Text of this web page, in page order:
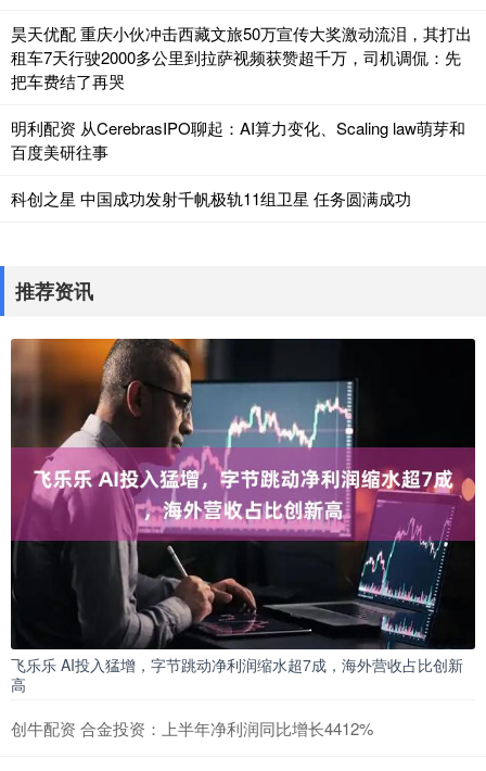
昊天优配 重庆小伙冲击西藏文旅50万宣传大奖激动流泪，其打出
租车7天行驶2000多公里到拉萨视频获赞超千万，司机调侃：先
把车费结了再哭
明利配资 从CerebrasIPO聊起：AI算力变化、Scaling law萌芽和
百度美研往事
科创之星 中国成功发射千帆极轨11组卫星 任务圆满成功
推荐资讯
飞乐乐 AI投入猛增，字节跳动净利润缩水超7成，海外营收占比创新
高
创牛配资 合金投资：上半年净利润同比增长4412%